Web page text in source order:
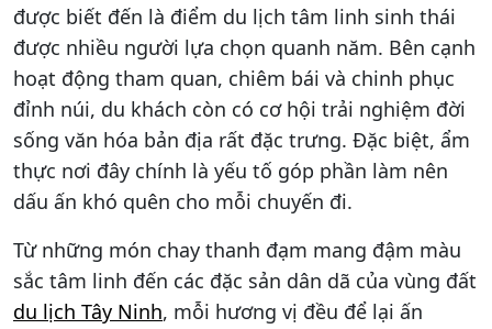
được biết đến là điểm du lịch tâm linh sinh thái
được nhiều người lựa chọn quanh năm. Bên cạnh
hoạt động tham quan, chiêm bái và chinh phục
đỉnh núi, du khách còn có cơ hội trải nghiệm đời
sống văn hóa bản địa rất đặc trưng. Đặc biệt, ẩm
thực nơi đây chính là yếu tố góp phần làm nên
dấu ấn khó quên cho mỗi chuyến đi.
Từ những món chay thanh đạm mang đậm màu
sắc tâm linh đến các đặc sản dân dã của vùng đất
du lịch Tây Ninh, mỗi hương vị đều để lại ấn